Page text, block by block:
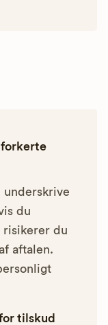
forkerte
underskrive
du
risikerer du
aftalen.
tilskud